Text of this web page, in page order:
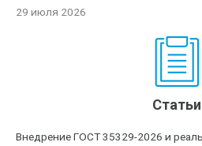
29 июля 2026
Статьи
Внедрение ГОСТ 35329-2026 и